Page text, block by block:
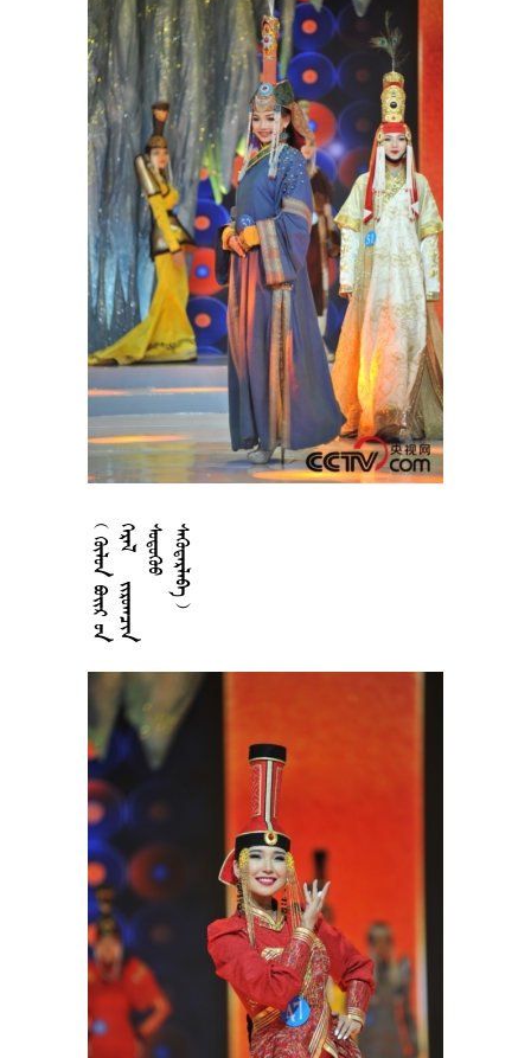










































 